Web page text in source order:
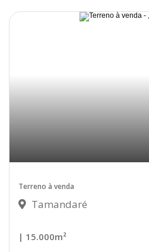
Terreno à venda
Tamandaré
| 15.000m²